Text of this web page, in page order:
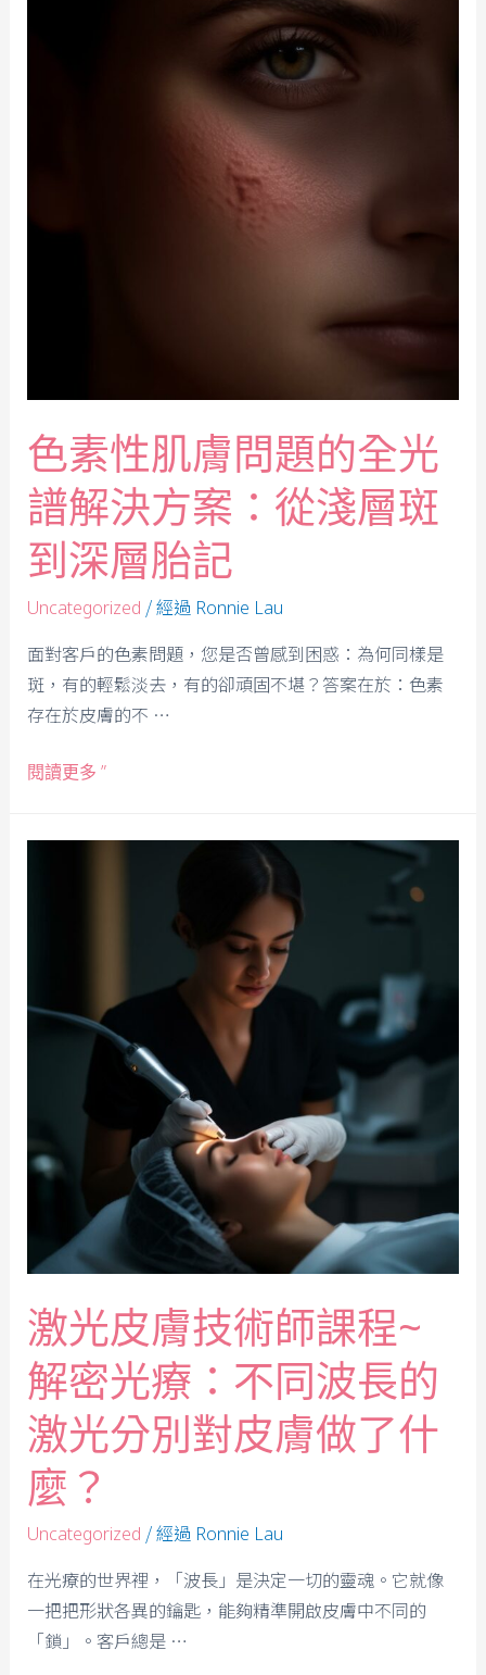
色素性肌膚問題的全光
譜解決方案：從淺層斑
到深層胎記
Uncategorized / 經過 Ronnie Lau
面對客戶的色素問題，您是否曾感到困惑：為何同樣是
斑，有的輕鬆淡去，有的卻頑固不堪？答案在於：色素
存在於皮膚的不 …
閱讀更多 ”
激光皮膚技術師課程~
解密光療：不同波長的
激光分別對皮膚做了什
麼？
Uncategorized / 經過 Ronnie Lau
在光療的世界裡，「波長」是決定一切的靈魂。它就像
一把把形狀各異的鑰匙，能夠精準開啟皮膚中不同的
「鎖」。客戶總是 …